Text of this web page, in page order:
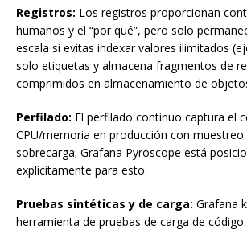
Registros: Los registros proporcionan
humanos y el “por qué”, pero solo
escala si evitas indexar valores ilimitados
solo etiquetas y almacena fragmentos de
comprimidos en almacenamiento de
Perfilado: El perfilado continuo captura el
CPU/memoria en producción con muestreo
sobrecarga; Grafana Pyroscope está
explícitamente para esto.
Pruebas sintéticas y de carga: Grafana
herramienta de pruebas de carga de